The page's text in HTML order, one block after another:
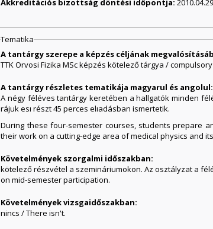
Akkreditációs bizottság döntési időpontja:
Tematika
A tantárgy szerepe a képzés céljának
TTK Orvosi Fizika MSc képzés kötelező tárgya /
A tantárgy részletes tematikája magyarul és angolul:
A négy féléves tantárgy keretében a hallgatók minden
rájuk esı részt 45 perces elıadásban ismertetik.
During these four-semester courses, students prepare
their work on a cutting-edge area of medical physics and
Követelmények szorgalmi időszakban:
kötelező részvétel a szemináriumokon. Az osztályzat a
on mid-semester participation.
Követelmények vizsgaidőszakban:
nincs / There isn't.